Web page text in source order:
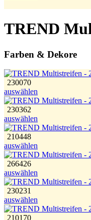
TREND
Farben & Dekore
230070
auswählen
230362
auswählen
210448
auswählen
266426
auswählen
230231
auswählen
210170